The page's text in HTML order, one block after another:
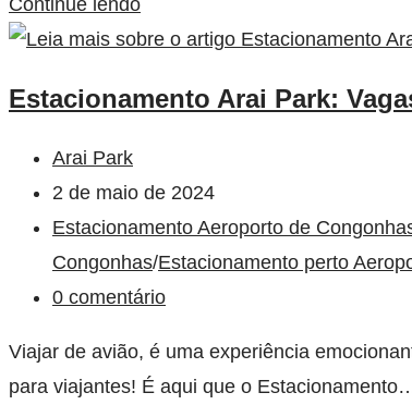
Continue lendo
Estacionamento Arai Park:
Arai Park
2 de maio de 2024
Estacionamento Aeroporto de
Congonhas/Estacionamento perto
0 comentário
Viajar de avião, é uma experiência
para viajantes! É aqui que o